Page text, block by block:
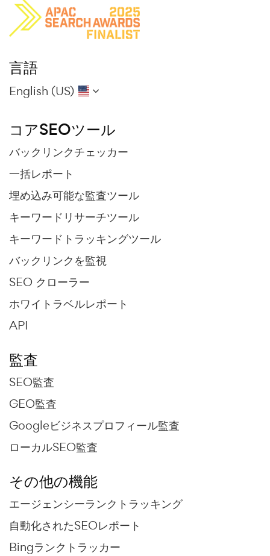
言語
English (US)
コアSEOツール
バックリンクチェッカー
一括レポート
埋め込み可能な監査ツール
キーワードリサーチツール
キーワードトラッキングツール
バックリンクを監視
SEO クローラー
ホワイトラベルレポート
API
監査
SEO監査
GEO監査
Googleビジネスプロフィール監査
ローカルSEO監査
その他の機能
エージェンシーランクトラッキング
自動化されたSEOレポート
Bingランクトラッカー